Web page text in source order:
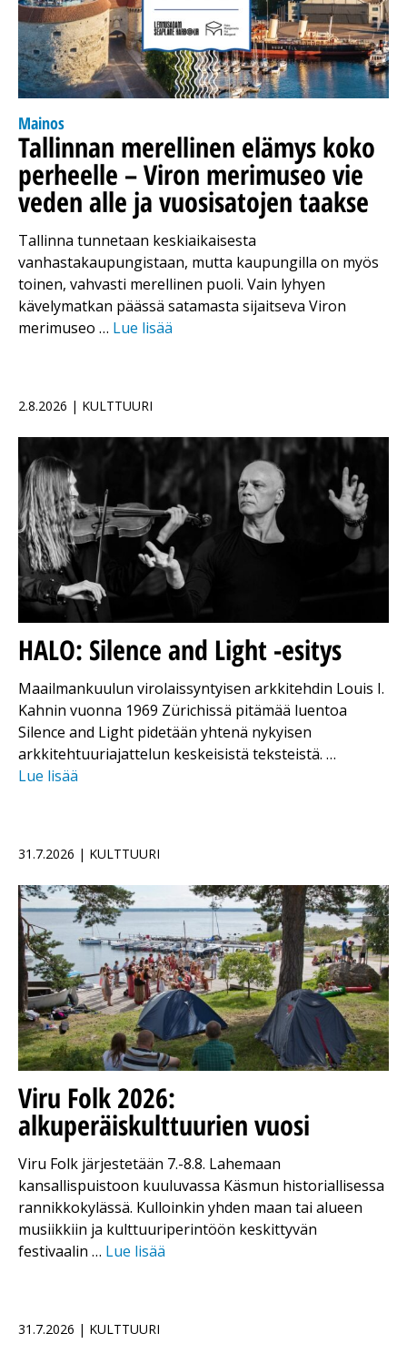
Mainos
Tallinnan merellinen elämys koko
perheelle – Viron merimuseo vie
veden alle ja vuosisatojen taakse
Tallinna tunnetaan keskiaikaisesta
vanhastakaupungistaan, mutta kaupungilla on myös
toinen, vahvasti merellinen puoli. Vain lyhyen
kävelymatkan päässä satamasta sijaitseva Viron
merimuseo … Lue lisää
2.8.2026 | KULTTUURI
HALO: Silence and Light -esitys
Maailmankuulun virolaissyntyisen arkkitehdin Louis I.
Kahnin vuonna 1969 Zürichissä pitämää luentoa
Silence and Light pidetään yhtenä nykyisen
arkkitehtuuriajattelun keskeisistä teksteistä. …
Lue lisää
31.7.2026 | KULTTUURI
Viru Folk 2026:
alkuperäiskulttuurien vuosi
Viru Folk järjestetään 7.-8.8. Lahemaan
kansallispuistoon kuuluvassa Käsmun historiallisessa
rannikkokylässä. Kulloinkin yhden maan tai alueen
musiikkiin ja kulttuuriperintöön keskittyvän
festivaalin … Lue lisää
31.7.2026 | KULTTUURI